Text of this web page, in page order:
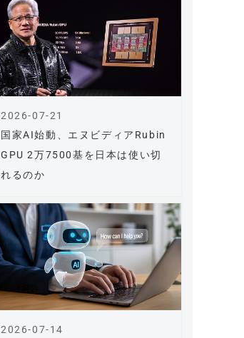
国家AI始動、エヌビディアRubin
GPU 2万7500基を日本は使い切
れるのか
2026-07-21
2026-07-14